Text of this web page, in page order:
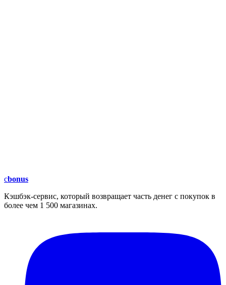
cbonus
Кэшбэк-сервис, который возвращает часть денег с покупок в
более чем 1 500 магазинах.